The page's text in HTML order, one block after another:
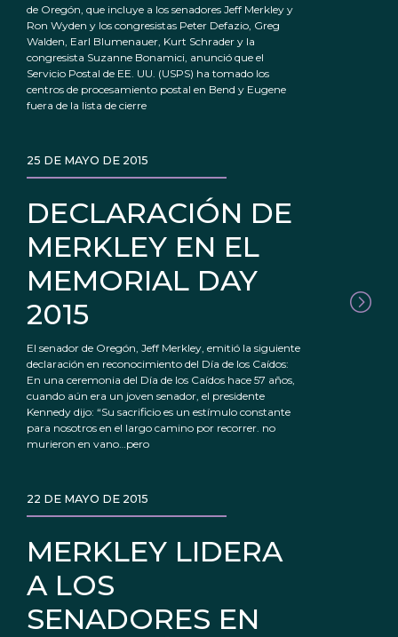
de Oregón, que incluye a los senadores Jeff Merkley y
Ron Wyden y los congresistas Peter Defazio, Greg
Walden, Earl Blumenauer, Kurt Schrader y la
congresista Suzanne Bonamici, anunció que el
Servicio Postal de EE. UU. (USPS) ha tomado los
centros de procesamiento postal en Bend y Eugene
fuera de la lista de cierre
DECLARACIÓN DE
MERKLEY EN EL
MEMORIAL DAY
2015
25 DE MAYO DE 2015
El senador de Oregón, Jeff Merkley, emitió la siguiente
declaración en reconocimiento del Día de los Caídos:
En una ceremonia del Día de los Caídos hace 57 años,
cuando aún era un joven senador, el presidente
Kennedy dijo: “Su sacrificio es un estímulo constante
para nosotros en el largo camino por recorrer. no
murieron en vano…pero
MERKLEY LIDERA
A LOS
SENADORES EN
22 DE MAYO DE 2015